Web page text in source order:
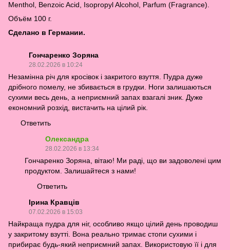
Menthol, Benzoic Acid, Isopropyl Alcohol, Parfum (Fragrance).
Объём 100 г.
Сделано в Германии.
Гончаренко Зоряна
28.02.2026 в 10:24
Незамінна річ для кросівок і закритого взуття. Пудра дуже
дрібного помелу, не збивається в грудки. Ноги залишаються
сухими весь день, а неприємний запах взагалі зник. Дуже
економний розхід, вистачить на цілий рік.
Ответить
Олександра
28.02.2026 в 13:34
Гончаренко Зоряна, вітаю! Ми раді, що ви задоволені цим
продуктом. Залишайтеся з нами!
Ответить
Ірина Кравців
07.02.2026 в 15:03
Найкраща пудра для ніг, особливо якщо цілий день проводиш
у закритому взутті. Вона реально тримає стопи сухими і
прибирає будь-який неприємний запах. Використовую її і для